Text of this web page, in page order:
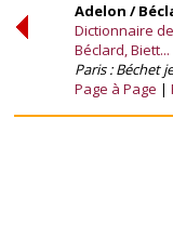
Adelon /
Dictionnaire
Béclard, Biett...
Paris : Béchet
Page à Page